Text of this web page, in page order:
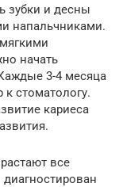
зубки и десны
напальчниками.
начать
3-4 месяца
стоматологу.
кариеса
все